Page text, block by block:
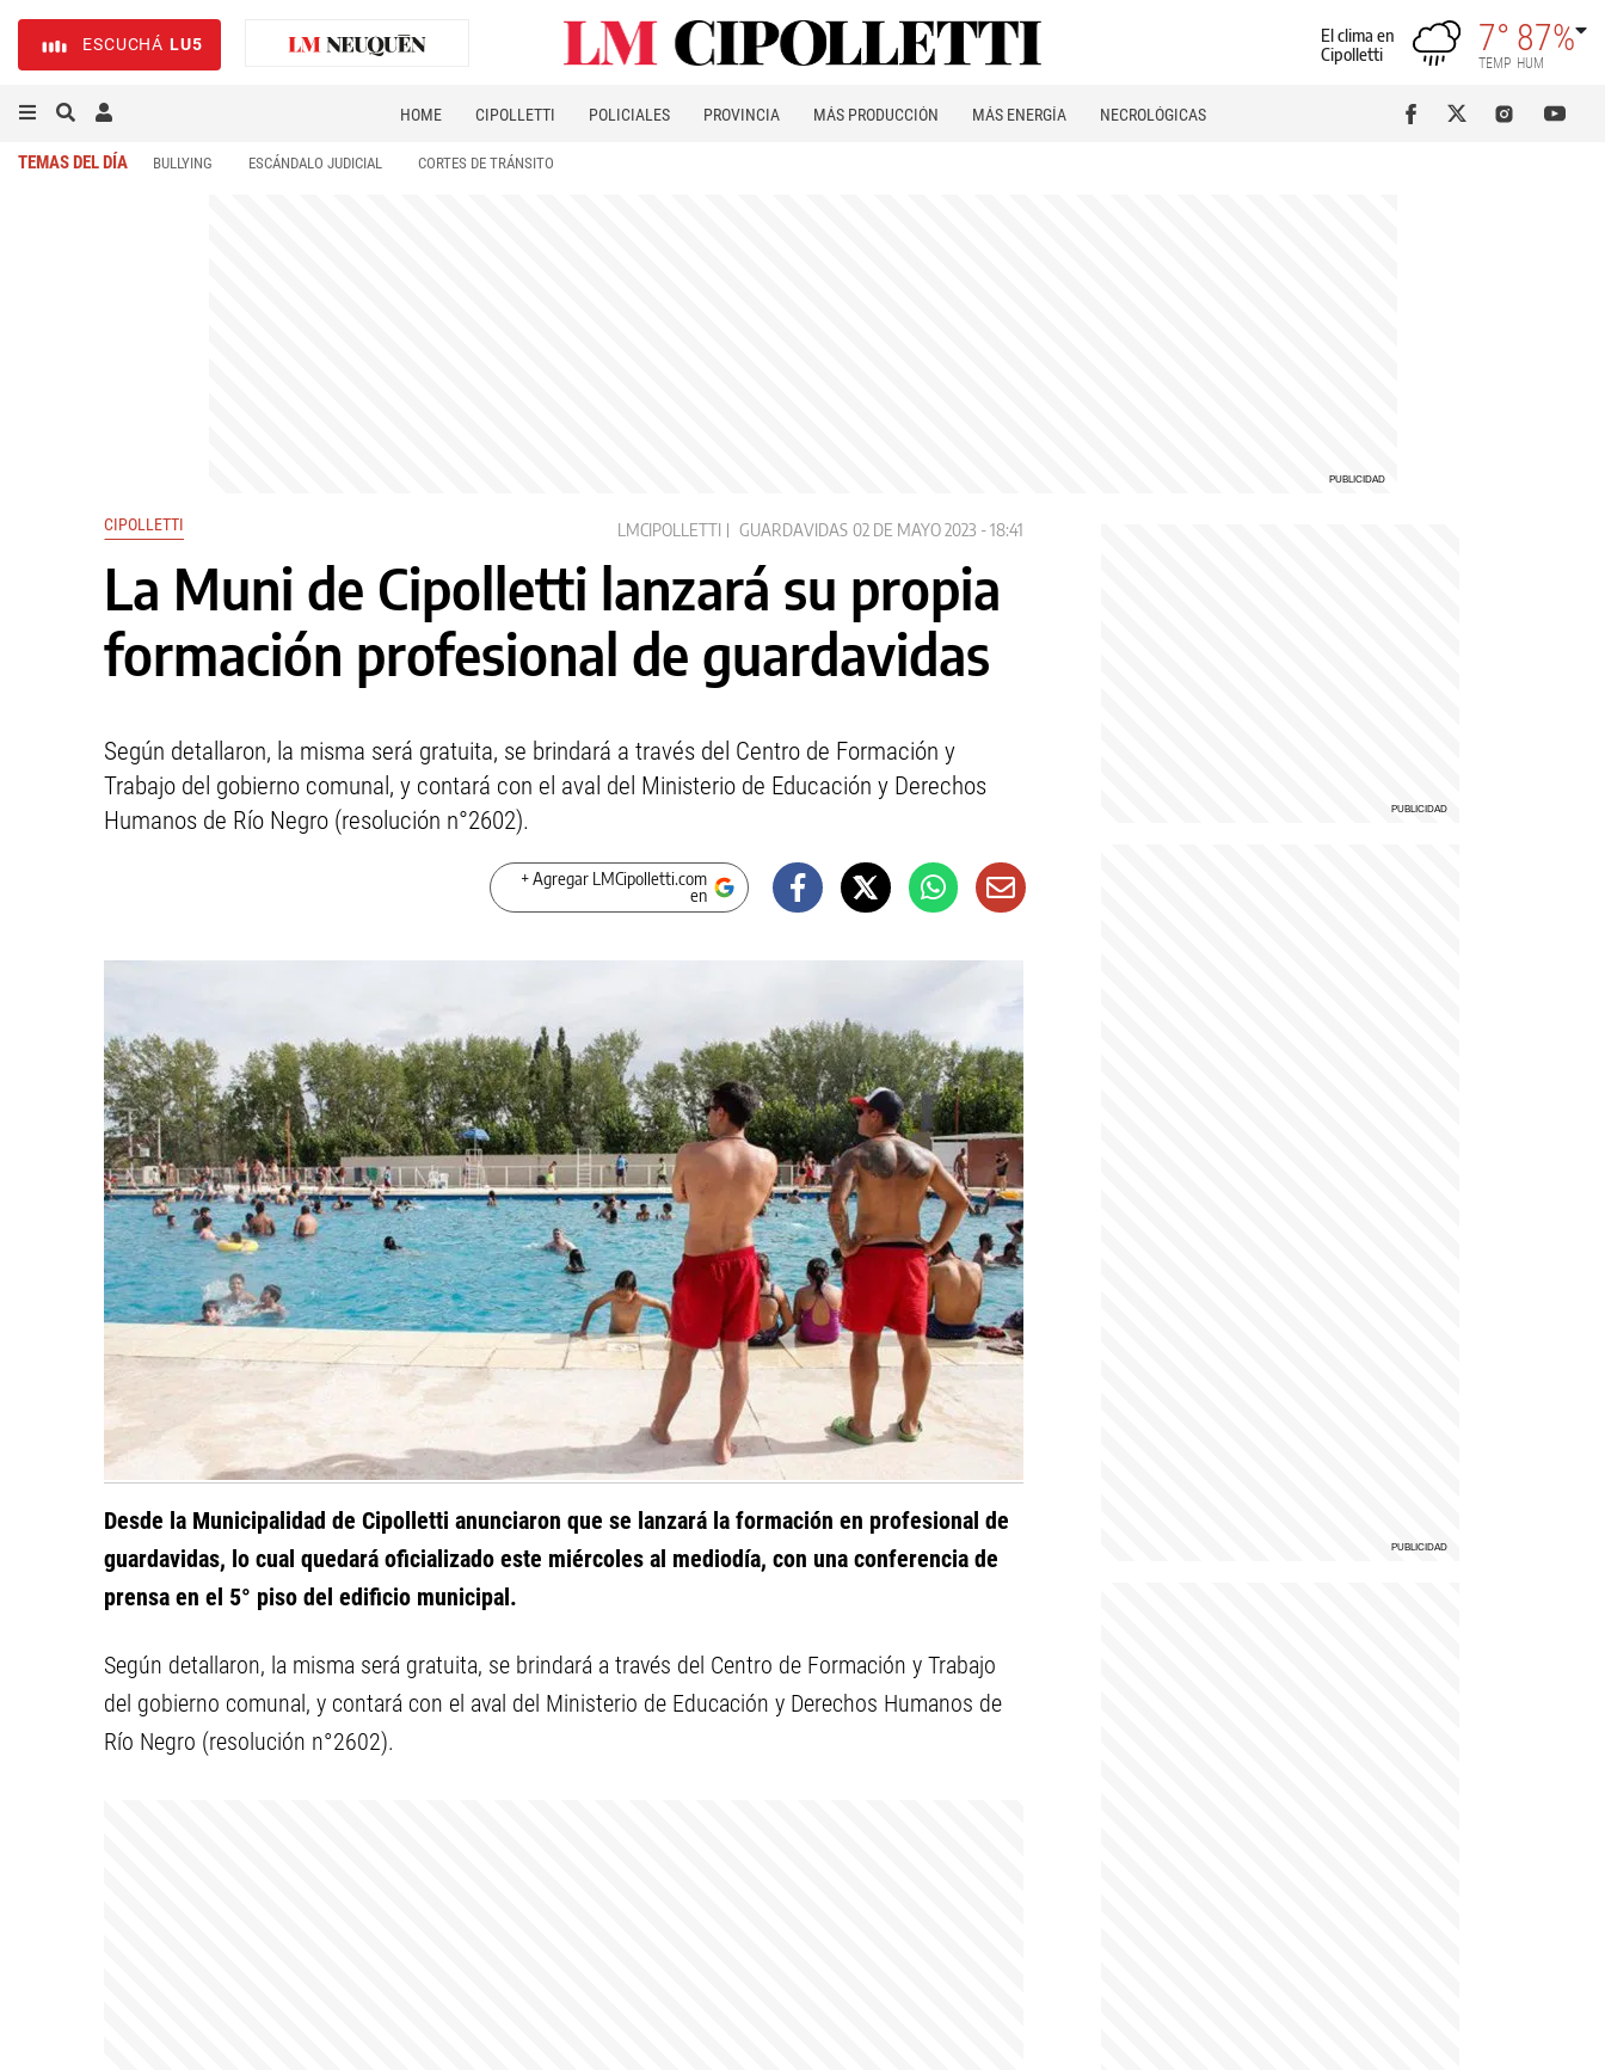
ESCUCHÁ LU5
El clima en
Cipolletti
7°
TEMP
87%
HUM
HOME CIPOLLETTI POLICIALES PROVINCIA MÁS PRODUCCIÓN MÁS ENERGÍA NECROLÓGICAS
TEMAS DEL DÍA BULLYING ESCÁNDALO JUDICIAL CORTES DE TRÁNSITO
CIPOLLETTI LMCIPOLLETTI GUARDAVIDAS 02 DE MAYO 2023 - 18:41
La Muni de Cipolletti lanzará su propia
formación profesional de guardavidas
Según detallaron, la misma será gratuita, se brindará a través del Centro de Formación y
Trabajo del gobierno comunal, y contará con el aval del Ministerio de Educación y Derechos
Humanos de Río Negro (resolución n°2602).
+ Agregar LMCipolletti.com
en
Desde la Municipalidad de Cipolletti anunciaron que se lanzará la formación en profesional de
guardavidas, lo cual quedará oficializado este miércoles al mediodía, con una conferencia de
prensa en el 5° piso del edificio municipal.
Según detallaron, la misma será gratuita, se brindará a través del Centro de Formación y Trabajo
del gobierno comunal, y contará con el aval del Ministerio de Educación y Derechos Humanos de
Río Negro (resolución n°2602).